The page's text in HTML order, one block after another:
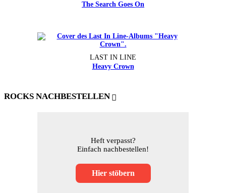
The Search Goes On
LAST IN LINE
Heavy Crown
ROCKS NACHBESTELLEN
Heft verpasst?
Einfach nachbestellen!
Hier stöbern